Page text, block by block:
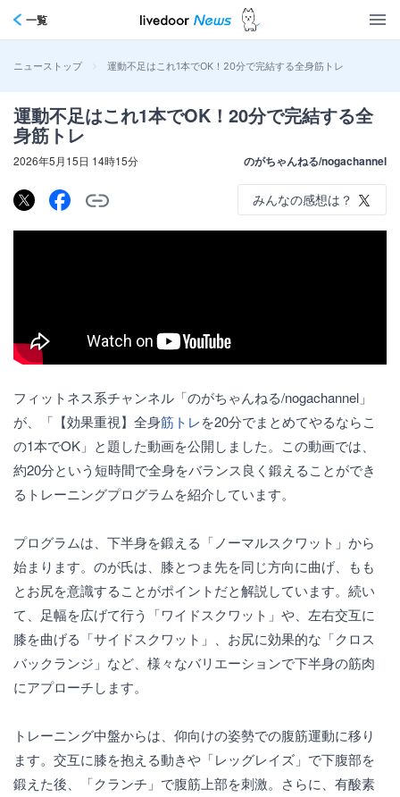
一覧
ニューストップ > 運動不足はこれ1本でOK！20分で完結する全身筋トレ
運動不足はこれ1本でOK！20分で完結する全
身筋トレ
2026年5月15日 14時15分 のがちゃんねる/nogachannel
みんなの感想は？
フィットネス系チャンネル「のがちゃんねる/nogachannel」
が、「【効果重視】全身筋トレを20分でまとめてやるならこ
の1本でOK」と題した動画を公開しました。この動画では、
約20分という短時間で全身をバランス良く鍛えることができ
るトレーニングプログラムを紹介しています。
プログラムは、下半身を鍛える「ノーマルスクワット」から
始まります。のが氏は、膝とつま先を同じ方向に曲げ、もも
とお尻を意識することがポイントだと解説しています。続い
て、足幅を広げて行う「ワイドスクワット」や、左右交互に
膝を曲げる「サイドスクワット」、お尻に効果的な「クロス
バックランジ」など、様々なバリエーションで下半身の筋肉
にアプローチします。
トレーニング中盤からは、仰向けの姿勢での腹筋運動に移り
ます。交互に膝を抱える動きや「レッグレイズ」で下腹部を
鍛えた後、「クランチ」で腹筋上部を刺激。さらに、有酸素